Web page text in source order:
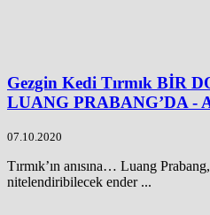
Gezgin Kedi Tırmık BİR
LUANG PRABANG’DA -
07.10.2020
Tırmık’ın anısına… Luang
nitelendiribilecek ender ...